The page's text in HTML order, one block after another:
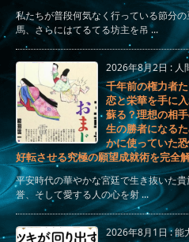
私たちが普段何気なく行っている節分
馬、さらにはてるてる坊主を吊 ...
2026年8月2日: 人
千年前の権力者
恋と栄華を手に
蘇る？理想の相
生の勝者になる
かに使っていた
好転させる究極の願望成就術を完全
平安時代の華やかな宮廷で生き抜いた
誉、そして愛する人の心を射 ...
2026年8月1日:能